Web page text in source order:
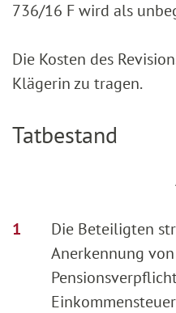
736/16 F wird als
Die Kosten des
Klägerin zu tragen.
Tatbestand
Die Beteiligten
Anerkennung